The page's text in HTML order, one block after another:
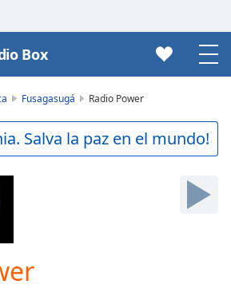
Box
Fusagasugá Radio Power
Salva la paz en el mundo!